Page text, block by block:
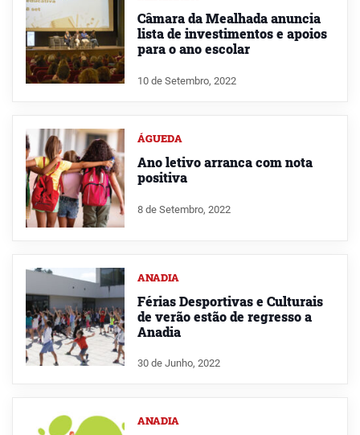
Câmara da Mealhada anuncia
lista de investimentos e apoios
para o ano escolar
10 de Setembro, 2022
ÁGUEDA
Ano letivo arranca com nota
positiva
8 de Setembro, 2022
ANADIA
Férias Desportivas e Culturais
de verão estão de regresso a
Anadia
30 de Junho, 2022
ANADIA